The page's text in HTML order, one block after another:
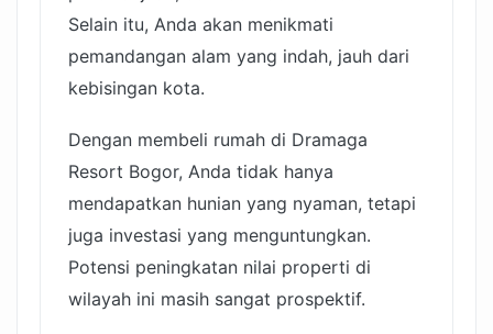
Selain itu, Anda akan menikmati
pemandangan alam yang indah, jauh dari
kebisingan kota.
Dengan membeli rumah di Dramaga
Resort Bogor, Anda tidak hanya
mendapatkan hunian yang nyaman, tetapi
juga investasi yang menguntungkan.
Potensi peningkatan nilai properti di
wilayah ini masih sangat prospektif.